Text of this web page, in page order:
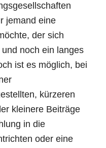
jemand eine
der sich
noch ein langes
ist es möglich, bei
kürzeren
kleinere Beiträge
in die
oder eine